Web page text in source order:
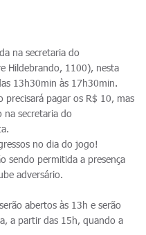
na secretaria do
Hildebrando, 1100), nesta
13h30min às 17h30min.
precisará pagar os R$ 10, mas
na secretaria do
no dia do jogo!
sendo permitida a presença
adversário.
abertos às 13h e serão
a partir das 15h, quando a